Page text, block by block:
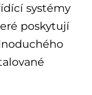
systémy
poskytují